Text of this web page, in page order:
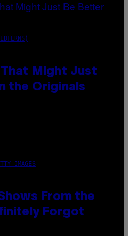
That Might Just
the Originals
IMAGES
From the
Forgot